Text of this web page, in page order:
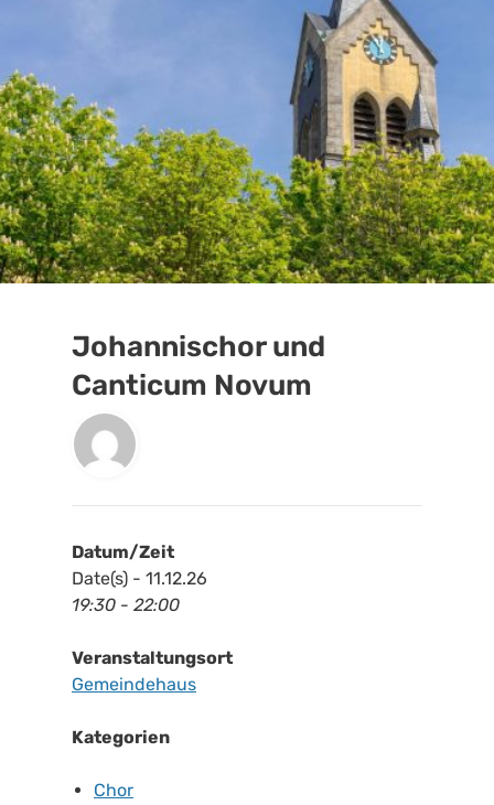
Johannischor und
Canticum Novum
Datum/Zeit
Date(s) - 11.12.26
19:30 - 22:00
Veranstaltungsort
Gemeindehaus
Kategorien
Chor